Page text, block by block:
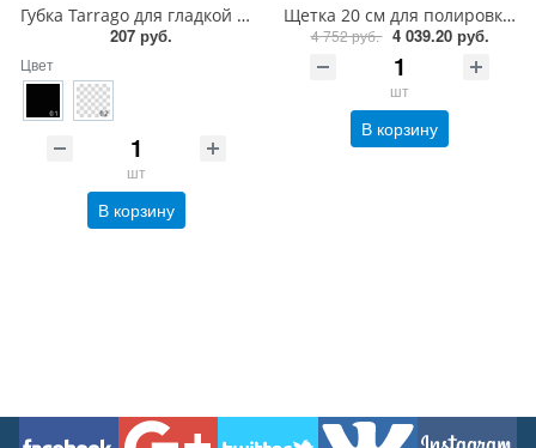
Губка Tarrago для гладкой кожи силикон
207 руб.
Цвет
шт
В корзину
Щетка 20 см для полировки из ценных пород дерева Saphir Brosse Crin de Cheval Naturel
4 752 руб. 4 039.20 руб.
шт
В корзину